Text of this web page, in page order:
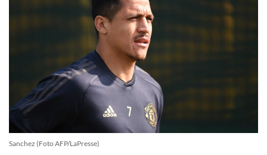
Sanchez (Foto AFP/LaPresse)